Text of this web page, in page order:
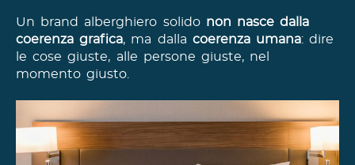
Un brand alberghiero solido non nasce dalla
coerenza grafica, ma dalla coerenza umana: dire
le cose giuste, alle persone giuste, nel
momento giusto.